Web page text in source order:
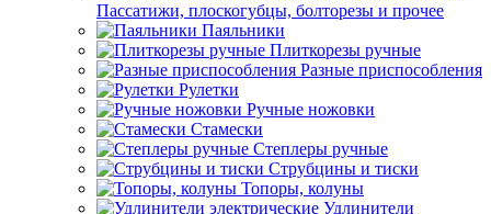
Пассатижи, плоскогубцы, болторезы и прочее
Паяльники
Плиткорезы ручные
Разные приспособления
Рулетки
Ручные ножовки
Стамески
Степлеры ручные
Струбцины и тиски
Топоры, колуны
Удлинители